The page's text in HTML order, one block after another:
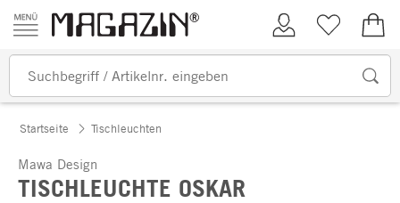
Zum Inhalt springen
Kundenkonto
Merkliste
Startseite Tischleuchten
Mawa Design
TISCHLEUCHTE OSKAR